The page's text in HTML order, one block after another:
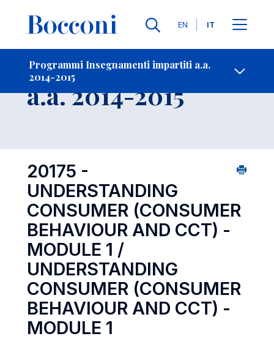
Lingue
EN IT
Programmi Insegnamenti impartiti a.a.
2014-2015
-
Insegnamento
a.a. 2014-2015
20175 -
UNDERSTANDING
CONSUMER (CONSUMER
BEHAVIOUR AND CCT) -
MODULE 1 /
UNDERSTANDING
CONSUMER (CONSUMER
BEHAVIOUR AND CCT) -
MODULE 1